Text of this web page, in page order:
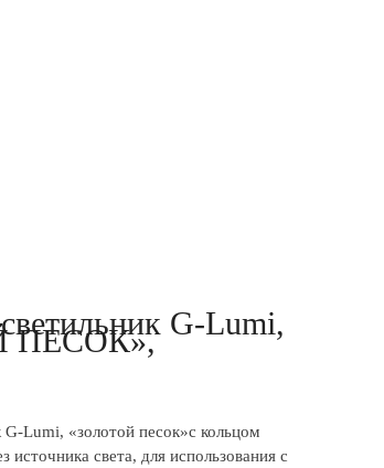
G-Lumi,
ПЕСОК»,
G-Lumi, «золотой песок»с кольцом
источника света, для использования с